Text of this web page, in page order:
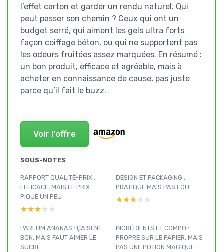
l’effet carton et garder un rendu naturel. Qui
peut passer son chemin ? Ceux qui ont un
budget serré, qui aiment les gels ultra forts
façon coiffage béton, ou qui ne supportent pas
les odeurs fruitées assez marquées. En résumé :
un bon produit, efficace et agréable, mais à
acheter en connaissance de cause, pas juste
parce qu’il fait le buzz.
Voir l'offre
SOUS-NOTES
RAPPORT QUALITÉ-PRIX :
EFFICACE, MAIS LE PRIX
PIQUE UN PEU
★★★★★
★★★★★
DESIGN ET PACKAGING :
PRATIQUE MAIS PAS FOU
★★★★★
★★★★★
PARFUM ANANAS : ÇA SENT
BON, MAIS FAUT AIMER LE
SUCRÉ
INGRÉDIENTS ET COMPO :
PROPRE SUR LE PAPIER, MAIS
PAS UNE POTION MAGIQUE